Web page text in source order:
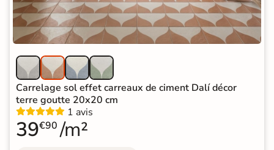
Carrelage sol effet carreaux de ciment Dalí décor
terre goutte 20x20 cm
1 avis
39€90 /m²